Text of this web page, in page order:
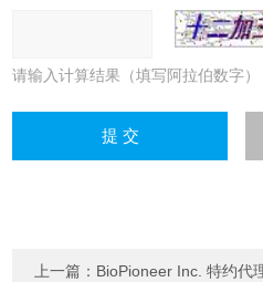
请输入计算结果（填写阿拉伯数字
上一篇： BioPioneer Inc. 特约代